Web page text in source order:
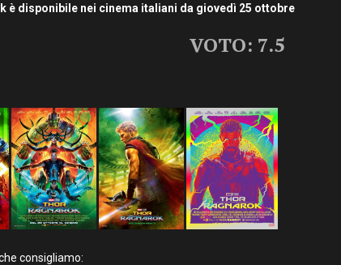
è disponibile nei cinema italiani da giovedì 25 ottobre
VOTO: 7.5
consigliamo: